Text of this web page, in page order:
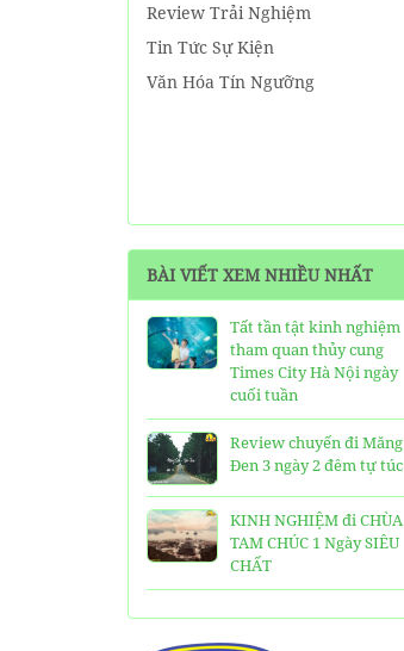
Review Trải Nghiệm
Tin Tức Sự Kiện
Văn Hóa Tín Ngưỡng
BÀI VIẾT XEM NHIỀU NHẤT
Tất tần tật kinh nghiệm
tham quan thủy cung
Times City Hà Nội ngày
cuối tuần
Review chuyến đi Măng
Đen 3 ngày 2 đêm tự túc
KINH NGHIỆM đi CHÙA
TAM CHÚC 1 Ngày SIÊU
CHẤT
25 Ngôi Chùa ở Sài Gòn